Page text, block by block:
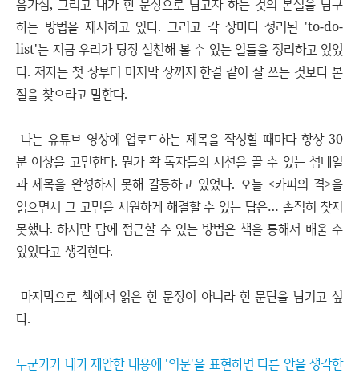
음가짐, 그리고 내가 한 문장으로 담고자 하는 것의 본질을 탐구
하는 방법을 제시하고 있다. 그리고 각 장마다 정리된 'to-do-
list'는 지금 우리가 당장 실천해 볼 수 있는 일들을 정리하고 있었
다. 저자는 첫 장부터 마지막 장까지 한결 같이 잘 쓰는 것보다 본
질을 찾으라고 말한다.
나는 유튜브 영상에 업로드하는 제목을 작성할 때마다 항상 30
분 이상을 고민한다. 뭔가 확 독자들의 시선을 끌 수 있는 섬네일
과 제목을 완성하지 못해 갈등하고 있었다. 오늘 <카피의 격>을
읽으면서 그 고민을 시원하게 해결할 수 있는 답은… 솔직히 찾지
못했다. 하지만 답에 접근할 수 있는 방법은 책을 통해서 배울 수
있었다고 생각한다.
마지막으로 책에서 읽은 한 문장이 아니라 한 문단을 남기고 싶
다.
누군가가 내가 제안한 내용에 '의문'을 표현하면 다른 안을 생각한